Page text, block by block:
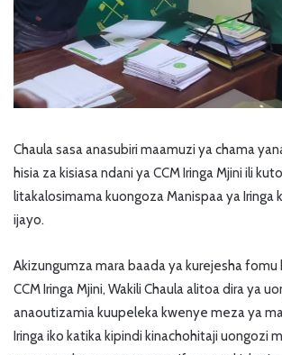
Chaula sasa anasubiri maamuzi ya chama
hisia za kisiasa ndani ya CCM Iringa Mjini ili
litakalosimama kuongoza Manispaa ya Iringa
ijayo.
Akizungumza mara baada ya kurejesha fomu
CCM Iringa Mjini, Wakili Chaula alitoa dira ya
anaoutizamia kuupeleka kwenye meza ya
Iringa iko katika kipindi kinachohitaji uongozi